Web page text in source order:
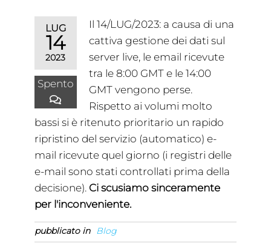
LUG
14
2023
Spento
Il 14/LUG/2023: a causa di una
cattiva gestione dei dati sul
server live, le email ricevute
tra le 8:00 GMT e le 14:00
GMT vengono perse.
Rispetto ai volumi molto
bassi si è ritenuto prioritario un rapido
ripristino del servizio (automatico) e-
mail ricevute quel giorno (i registri delle
e-mail sono stati controllati prima della
decisione). Ci scusiamo sinceramente
per l'inconveniente.
pubblicato in Blog